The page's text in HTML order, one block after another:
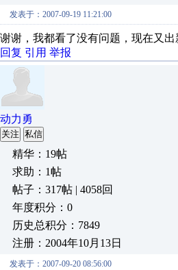
发表于：2007-09-19 11:21:00
谢谢，我都看了没有问题，现在又
回复 引用 举报
动力勇
关注 私信
精华：19帖
求助：1帖
帖子：317帖 | 4058回
年度积分：0
历史总积分：7849
注册：2004年10月13日
发表于：2007-09-20 08:56:00